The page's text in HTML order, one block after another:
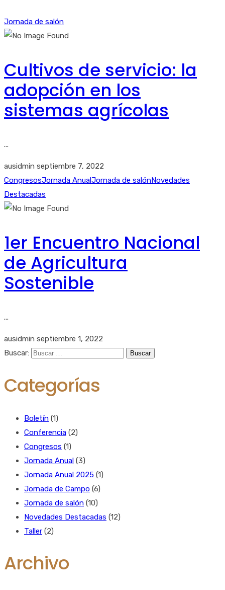
Jornada de salón
Cultivos de servicio: la
adopción en los
sistemas agrícolas
...
ausidmin septiembre 7, 2022
CongresosJornada AnualJornada de salónNovedades
Destacadas
1er Encuentro Nacional
de Agricultura
Sostenible
...
ausidmin septiembre 1, 2022
Buscar:
Categorías
Boletín (1)
Conferencia (2)
Congresos (1)
Jornada Anual (3)
Jornada Anual 2025 (1)
Jornada de Campo (6)
Jornada de salón (10)
Novedades Destacadas (12)
Taller (2)
Archivo